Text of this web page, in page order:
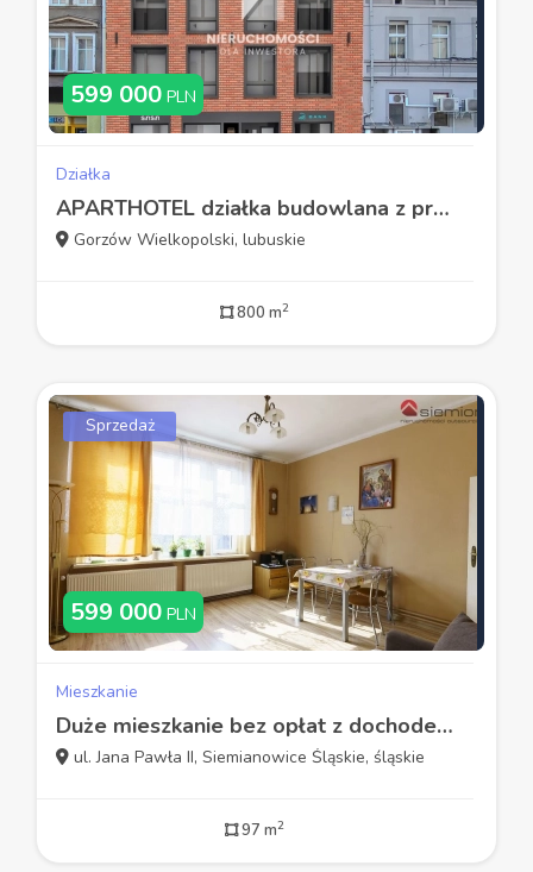
599 000 PLN
Działka
APARTHOTEL działka budowlana z projektem kamienicy
Gorzów Wielkopolski, lubuskie
800 m2
Sprzedaż
599 000 PLN
Mieszkanie
Duże mieszkanie bez opłat z dochodem
ul. Jana Pawła II, Siemianowice Śląskie, śląskie
97 m2